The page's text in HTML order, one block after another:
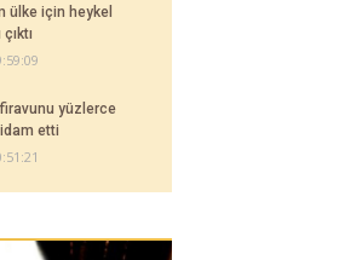
ülke için heykel
firavunu yüzlerce
etti